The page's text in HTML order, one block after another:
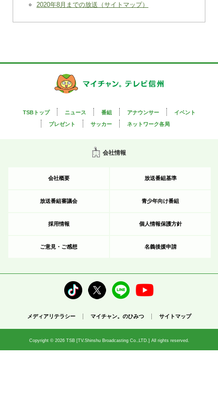
2020年8月までの放送（サイトマップ）
TSBトップ ニュース 番組 アナウンサー
イベント
プレゼント
サッカー ネットワーク各局
会社情報
会社概要 放送番組基準
放送番組審議会 青少年向け番組
採用情報 個人情報保護方針
ご意見・ご感想 名義後援申請
メディアリテラシー マイチャン。のひみつ サイトマップ
Copyright © 2026 TSB [TV.Shinshu Broadcasting Co.,LTD.] All rights reserved.